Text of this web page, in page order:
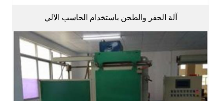
آلة الحفر والطحن باستخدام الحاسب الآلي